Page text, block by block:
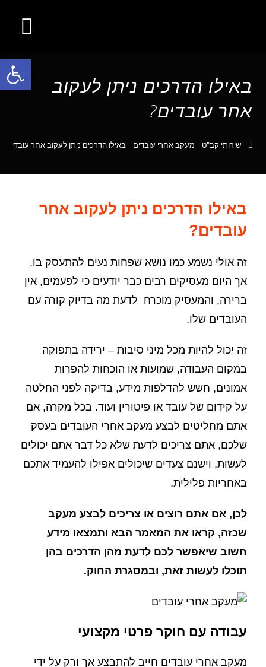
באילו הדרכים ניתן לעקוב
אחר עובדים?
שירותי קב"ט מעקב אחרי עובדים באילו הדרכים ניתן לעקוב אחר עובדים?
באילו הדרכים ניתן לעקוב אחר
עובדים?
זה אולי נשמע כמו נושא שפחות נעים להתעסק בו,
אך היום מעסיקים רבים כבר יודעים כי לפעמים, אין
ברירה, והמעסיק מוכרח לדעת מה בדיוק קורה עם
העובדים שלו.
זה יכול להיות מכל מיני סיבות – ירידה בתפוקה
במקום העבודה, שמועות או הוכחות להפרות
אמונים, חשש להדלפות מידע, בדיקה לפני החלטה
על קידום של עובד או פיטורין ועוד. בכל מקרה, אם
אתם מחליטים לבצע מעקב אחרי העובדים בעסק
שלכם, אתם צריכים לדעת שלא כל דבר אתם יכולים
לעשות, וישנם צעדים שיכולים אפילו להעמיד אתכם
באחריות פלילית.
לכן, אם אתם רוצים או צריכים לבצע מעקב
שכזה, קראו את המאמר הבא ותמצאו מידע
חשוב שיאפשר לכם לדעת מהן הדרכים בהן
תוכלו לעשות זאת, ובמסגרת החוק.
עבודה עם חוקר פרטי מקצועי
מעקב אחרי עובדים חייב להתבצע אך ורק על ידי
פתח סרגל נגישות